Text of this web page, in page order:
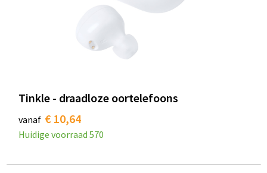
Tinkle - draadloze oortelefoons
vanaf € 10,64
Huidige voorraad 570